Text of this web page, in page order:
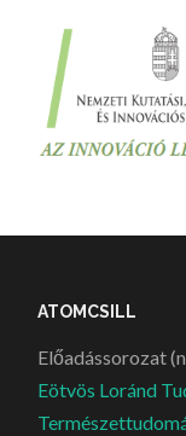
ATOMCSILL
Előadássorozat
Eötvös Loránd